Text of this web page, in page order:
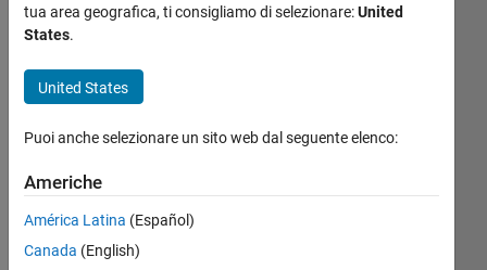
stanleo
dal 2019
Follow
tua area geografica, ti consigliamo di selezionare:United
States.
United States
Puoi anche selezionare un sito web dal seguente elenco:
Americhe
América Latina (Español)
Canada (English)